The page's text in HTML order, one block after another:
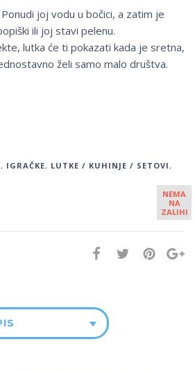
joj vodu u bočici, a zatim je
ili joj stavi pelenu.
lutka će ti pokazati kada je sretna,
želi samo malo društva.
, IGRAČKE, LUTKE / KUHINJE / SETOVI,
NEMA
NA
ZALIHI